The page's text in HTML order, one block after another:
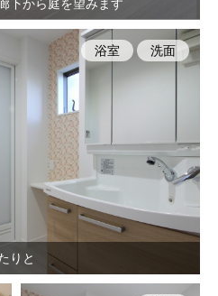
下から庭を望みます
りと
浴室 洗面